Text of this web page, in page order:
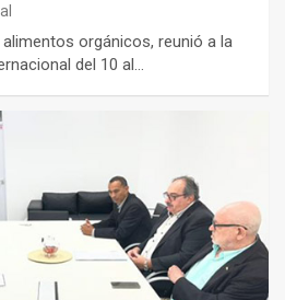
orgánicos, reunió a la
del 10 al…